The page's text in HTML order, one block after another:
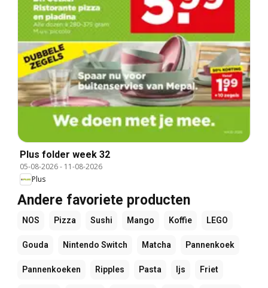
Plus folder week 32
05-08-2026- 11-08-2026
Plus
Andere favoriete producten
NOS Pizza Sushi Mango Koffie LEGO
Gouda Nintendo Switch Matcha Pannenkoek
Pannenkoeken Ripples Pasta Ijs Friet